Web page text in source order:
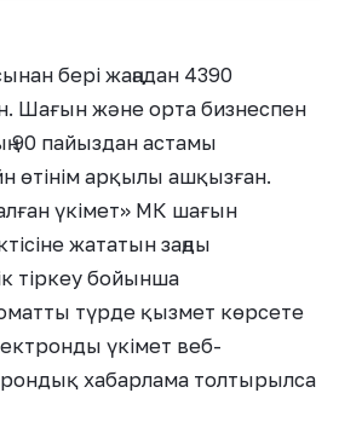
бері жаңадан 4390
Шағын және орта бизнеспен
90 пайыздан астамы
өтінім арқылы ашқызған.
үкімет» МК шағын
жататын заңды
тіркеу бойынша
түрде қызмет көрсете
үкімет веб-
хабарлама толтырылса